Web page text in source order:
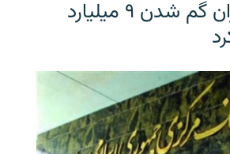
بانک مرکزی ایران گم شدن ۹ میلیارد